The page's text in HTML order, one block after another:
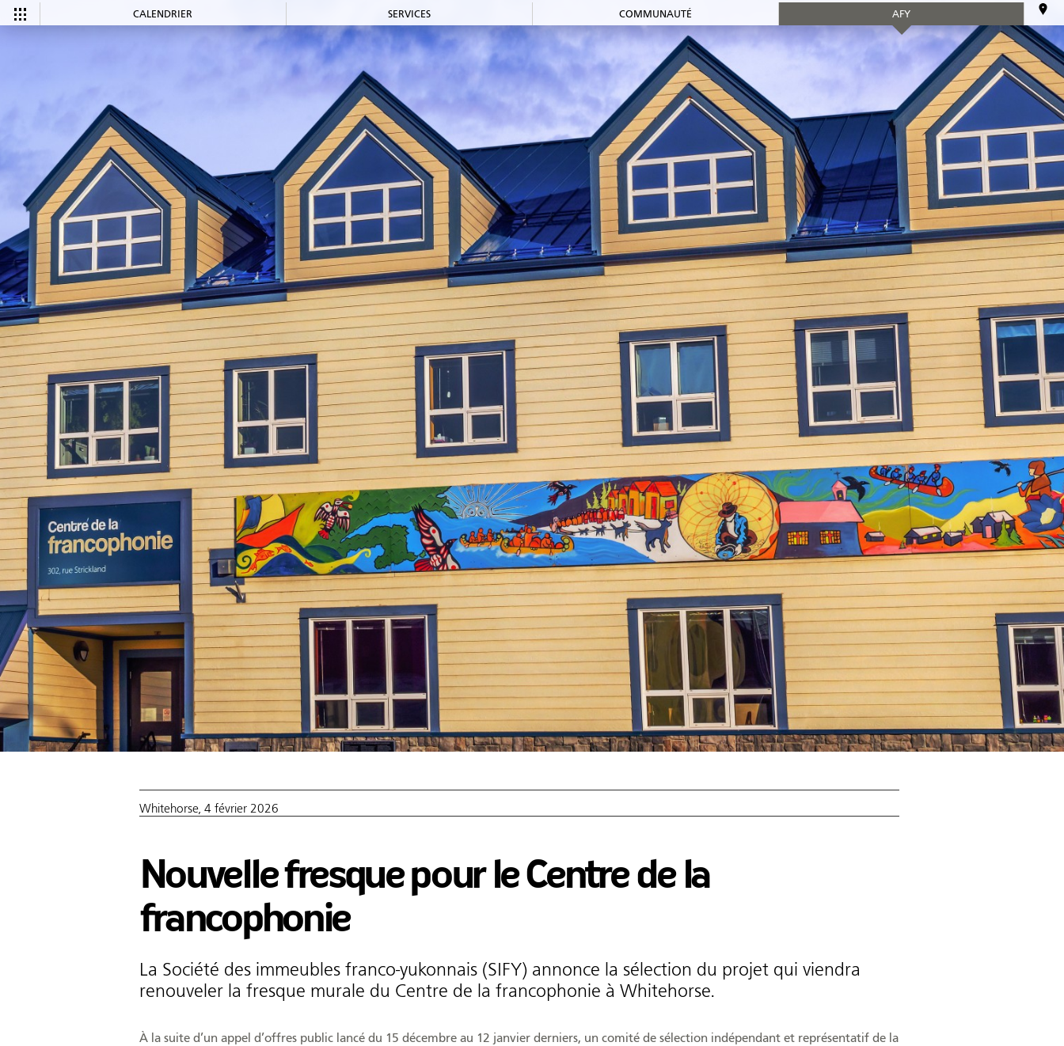
CALENDRIER SERVICES COMMUNAUTÉ AFY
Tous les
événements
Ce mois-ci
Accueil et aide à
l'établissement
Aide à l’emploi
Appui
au recrutement
Formation
Entrepreneuriat
Justice
Bénévolat 50 ans +
Soutien à
domicile
Location
d'équipement
Tourisme
AFY
Devenir membre
Équipe CA À propos Carrière
Nouvelles Communiqués Publications
Projets
spéciaux
Partenaires
financiers
COMMUNAUTÉ
Portrait
Histoire
Organismes
Centre de la
francophonie
Médias
Journée de la
francophonie
Reconnaissance
Émission Rencontres
Nouvelle fresque pour le Centre de la
francophonie
Whitehorse, 4 février 2026
La Société des immeubles franco-yukonnais (SIFY) annonce la sélection du projet qui viendra
renouveler la fresque murale du Centre de la francophonie à Whitehorse.
À la suite d’un appel d’offres public lancé du 15 décembre au 12 janvier derniers, un comité de sélection indépendant et représentatif de la